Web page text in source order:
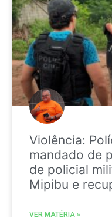
Violência:
mandado de
de policial
Mipibu e
VER MATÉRIA »